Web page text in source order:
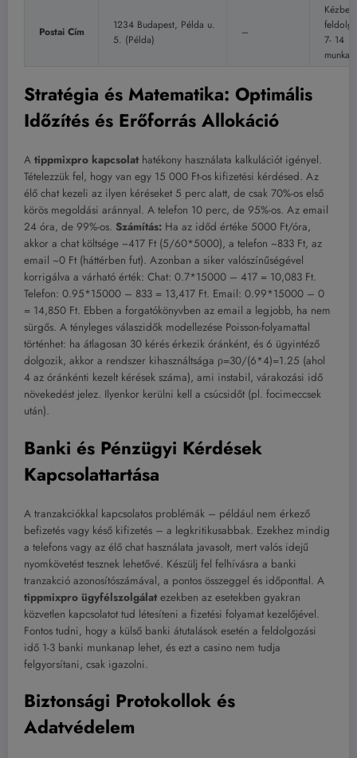
Postai Cím
1234 Budapest, Példa u.
5. (Példa)
–
7- 14
Stratégia és Matematika: Optimális
Időzítés és Erőforrás Allokáció
A tippmixpro kapcsolat hatékony használata kalkulációt igényel.
Tételezzük fel, hogy van egy 15 000 Ft-os kifizetési kérdésed. Az
élő chat kezeli az ilyen kéréseket 5 perc alatt, de csak 70%-os első
körös megoldási aránnyal. A telefon 10 perc, de 95%-os. Az email
24 óra, de 99%-os. Számítás: Ha az időd értéke 5000 Ft/óra,
akkor a chat költsége ~417 Ft (5/60*5000), a telefon ~833 Ft, az
email ~0 Ft (háttérben fut). Azonban a siker valószínűségével
korrigálva a várható érték: Chat: 0.7*15000 – 417 = 10,083 Ft.
Telefon: 0.95*15000 – 833 = 13,417 Ft. Email: 0.99*15000 – 0
= 14,850 Ft. Ebben a forgatókönyvben az email a legjobb, ha nem
sürgős. A tényleges válaszidők modellezése Poisson-folyamattal
történhet: ha átlagosan 30 kérés érkezik óránként, és 6 ügyintéző
dolgozik, akkor a rendszer kihasználtsága ρ=30/(6*4)=1.25 (ahol
4 az óránkénti kezelt kérések száma), ami instabil, várakozási idő
növekedést jelez. Ilyenkor kerülni kell a csúcsidőt (pl. focimeccsek
után).
Banki és Pénzügyi Kérdések
Kapcsolattartása
A tranzakciókkal kapcsolatos problémák – például nem érkező
befizetés vagy késő kifizetés – a legkritikusabbak. Ezekhez mindig
a telefons vagy az élő chat használata javasolt, mert valós idejű
nyomkövetést tesznek lehetővé. Készülj fel felhívásra a banki
tranzakció azonosítószámával, a pontos összeggel és időponttal. A
tippmixpro ügyfélszolgálat ezekben az esetekben gyakran
közvetlen kapcsolatot tud létesíteni a fizetési folyamat kezelőjével.
Fontos tudni, hogy a külső banki átutalások esetén a feldolgozási
idő 1-3 banki munkanap lehet, és ezt a casino nem tudja
felgyorsítani, csak igazolni.
Biztonsági Protokollok és
Adatvédelem